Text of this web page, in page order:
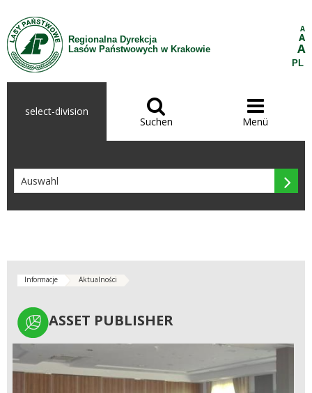
Zum Inhalt wechseln
Regionalna Dyrekcja
Lasów Państwowych w Krakowie
A
A
A
PL
select-division 
Suchen

Menü

Informacje Aktualności
ASSET PUBLISHER
ASSET PUBLISHER